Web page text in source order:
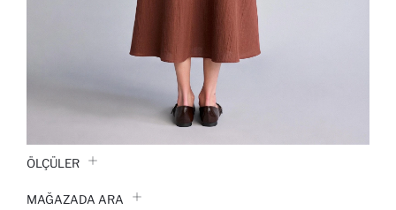
ÖLÇÜLER
MAĞAZADA ARA